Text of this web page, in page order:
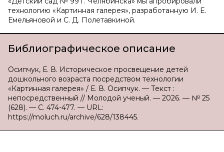
технологию «Картинная галерея», разработанную И. Е.
Емельяновой и С. Д. Полетавкиной.
Библиографическое описание
Осипчук, Е. В. Историческое просвещение детей
дошкольного возраста посредством технологии
«Картинная галерея» / Е. В. Осипчук. — Текст :
непосредственный // Молодой ученый. — 2026. — № 25
(628). — С. 474-477. — URL:
https://moluch.ru/archive/628/138445.